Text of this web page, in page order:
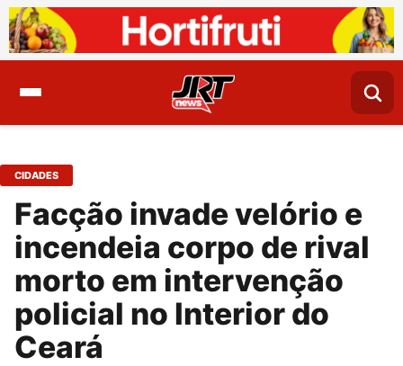
CIDADES
Facção invade velório e
incendeia corpo de rival
morto em intervenção
policial no Interior do
Ceará